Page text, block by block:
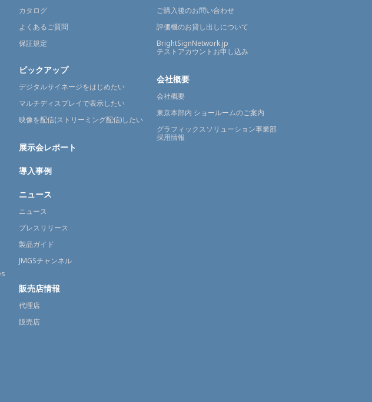
カタログ
よくあるご質問
保証規定
ピックアップ
デジタルサイネージをはじめたい
マルチディスプレイで表示したい
映像を配信(ストリーミング配信)したい
展示会レポート
導入事例
ニュース
ニュース
プレスリリース
製品ガイド
JMGSチャンネル
販売店情報
代理店
販売店
ご購入後のお問い合わせ
評価機のお貸し出しについて
BrightSignNetwork.jp
テストアカウントお申し込み
会社概要
会社概要
東京本部内 ショールームのご案内
グラフィックスソリューション事業部
採用情報